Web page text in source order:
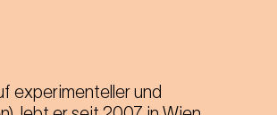
experimenteller und